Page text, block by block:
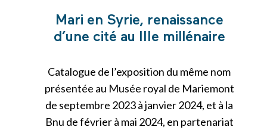
Mari en Syrie, renaissance
d’une cité au IIIe millénaire
Catalogue de l’exposition du même nom
présentée au Musée royal de Mariemont
de septembre 2023 à janvier 2024, et à la
Bnu de février à mai 2024, en partenariat